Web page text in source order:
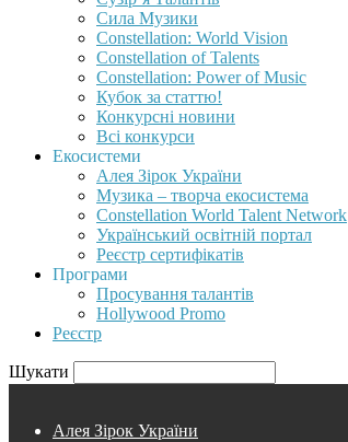
Сила Музики
Constellation: World Vision
Constellation of Talents
Constellation: Power of Music
Кубок за статтю!
Конкурсні новини
Всі конкурси
Екосистеми
Алея Зірок України
Музика – творча екосистема
Constellation World Talent Network
Український освітній портал
Реєстр сертифікатів
Програми
Просування талантів
Hollywood Promo
Реєстр
Шукати
Алея Зірок України